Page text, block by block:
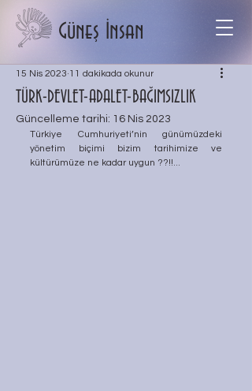
Güneş İnsan
TÜRK-DEVLET-ADALET-BAĞIMSIZLIK
15 Nis 2023 11 dakikada okunur
Güncelleme tarihi: 16 Nis 2023
Türkiye Cumhuriyeti’nin günümüzdeki
yönetim biçimi bizim tarihimize ve
kültürümüze ne kadar uygun ??!!...